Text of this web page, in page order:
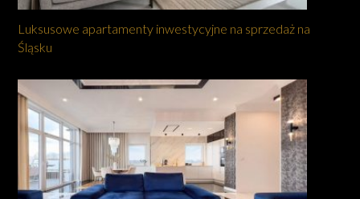
Luksusowe apartamenty inwestycyjne na sprzedaż na
Śląsku